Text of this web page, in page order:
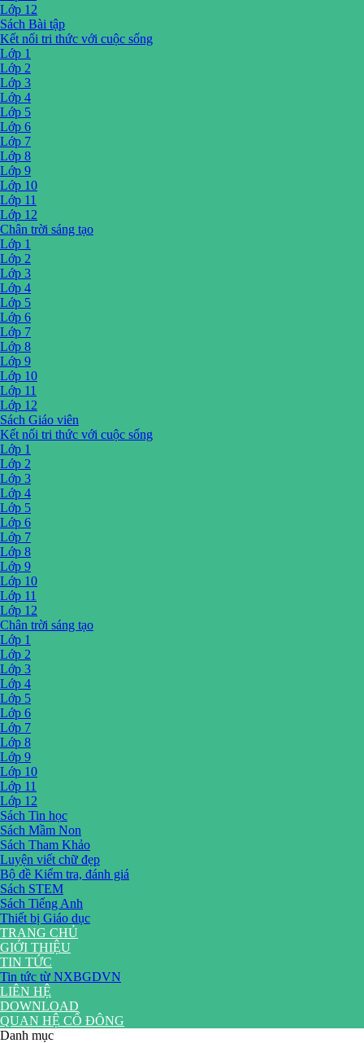
Lớp 12
Sách Bài tập
Kết nối tri thức với cuộc sống
Lớp 1
Lớp 2
Lớp 3
Lớp 4
Lớp 5
Lớp 6
Lớp 7
Lớp 8
Lớp 9
Lớp 10
Lớp 11
Lớp 12
Chân trời sáng tạo
Lớp 1
Lớp 2
Lớp 3
Lớp 4
Lớp 5
Lớp 6
Lớp 7
Lớp 8
Lớp 9
Lớp 10
Lớp 11
Lớp 12
Sách Giáo viên
Kết nối tri thức với cuộc sống
Lớp 1
Lớp 2
Lớp 3
Lớp 4
Lớp 5
Lớp 6
Lớp 7
Lớp 8
Lớp 9
Lớp 10
Lớp 11
Lớp 12
Chân trời sáng tạo
Lớp 1
Lớp 2
Lớp 3
Lớp 4
Lớp 5
Lớp 6
Lớp 7
Lớp 8
Lớp 9
Lớp 10
Lớp 11
Lớp 12
Sách Tin học
Sách Mầm Non
Sách Tham Khảo
Luyện viết chữ đẹp
Bộ đề Kiểm tra, đánh giá
Sách STEM
Sách Tiếng Anh
Thiết bị Giáo dục
TRANG CHỦ
GIỚI THIỆU
TIN TỨC
Tin tức từ NXBGDVN
LIÊN HỆ
DOWNLOAD
QUAN HỆ CỔ ĐÔNG
Danh mục